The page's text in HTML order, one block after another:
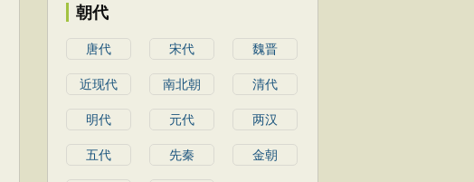
朝代
唐代 宋代 魏晋
近现代 南北朝 清代
明代 元代 两汉
五代 先秦 金朝